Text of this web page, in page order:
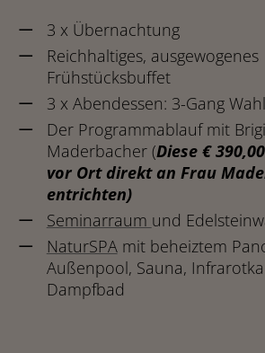
3 x Übernachtung
Reichhaltiges, ausgewogenes
Frühstücksbuffet
3 x Abendessen: 3-Gang
Der Programmablauf mit
Maderbacher (Diese €
vor Ort direkt an Frau
entrichten)
Seminarraum und
NaturSPAmit beheiztem
Außenpool, Sauna,
Dampfbad